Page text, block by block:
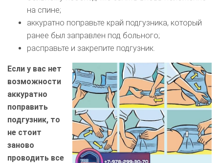
на спине;
аккуратно поправьте край подгузника, который
ранее был заправлен под больного;
расправьте и закрепите подгузник.
Если у вас нет
возможности
аккуратно
поправить
подгузник, то
не стоит
заново
проводить все